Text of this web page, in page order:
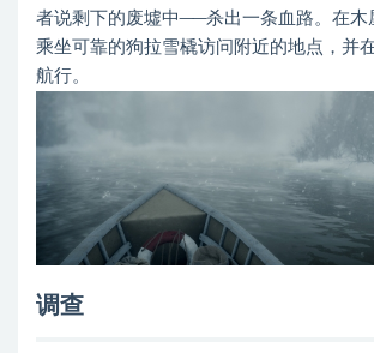
者说剩下的废墟中──杀出一条血路。在木
乘坐可靠的狗拉雪橇访问附近的地点，并
航行。
调查